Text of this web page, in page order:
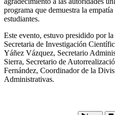
programa que demuestra la empatía
estudiantes.
Este evento, estuvo presidido por
Secretaria de Investigación
Yáñez Vázquez, Secretario
Sierra, Secretario de
Fernández, Coordinador de la
Administrativas.